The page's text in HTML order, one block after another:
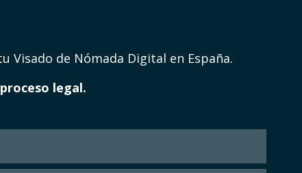
Visado de Nómada Digital en España.
legal.